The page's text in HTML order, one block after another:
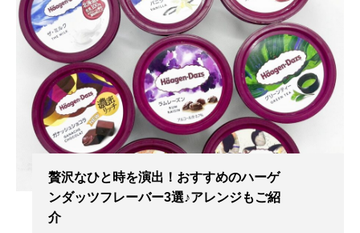
贅沢なひと時を演出！おすすめのハーゲ
ンダッツフレーバー3選♪アレンジもご紹
介